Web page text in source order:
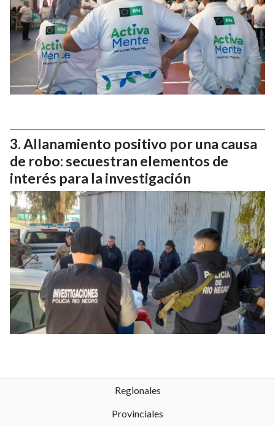
Allanamiento positivo por una causa
de robo: secuestran elementos de
interés para la investigación
Regionales
Provinciales